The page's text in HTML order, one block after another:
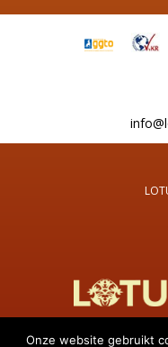
Onze website gebruikt